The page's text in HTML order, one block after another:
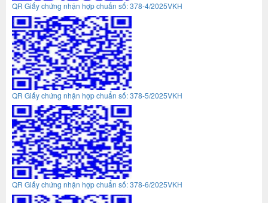
QR Giấy chứng nhận hợp chuẩn số: 378-4/2025VKH
QR Giấy chứng nhận hợp chuẩn số: 378-5/2025VKH
QR Giấy chứng nhận hợp chuẩn số: 378-6/2025VKH